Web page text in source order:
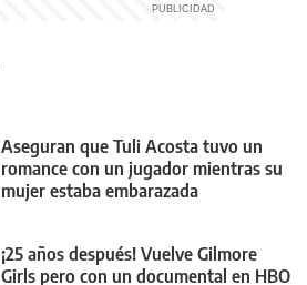
Aseguran que Tuli Acosta tuvo un
romance con un jugador mientras su
mujer estaba embarazada
¡25 años después! Vuelve Gilmore
Girls pero con un documental en HBO